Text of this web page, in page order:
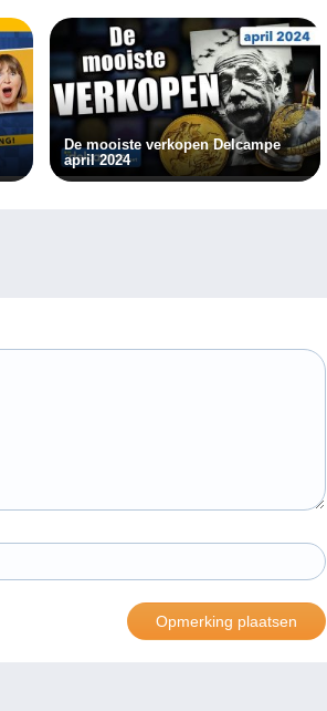
De mooiste verkopen Delcampe
april 2024